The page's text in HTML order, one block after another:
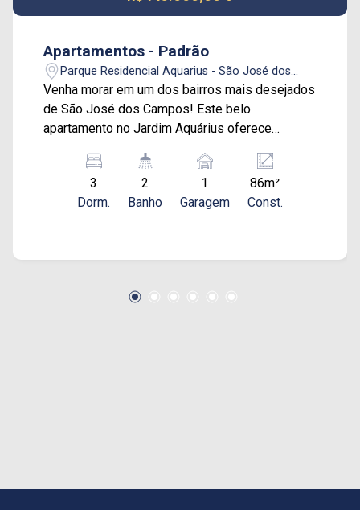
Apartamentos - Padrão
Parque Residencial Aquarius - São José dos
Campos/SP
Venha morar em um dos bairros mais desejados
de São José dos Campos! Este belo
apartamento no Jardim Aquárius oferece
Características do imóvel: - 3 dormitórios,
sendo 1 suíte e sala ampla com piso cerâmico -
Repleto de armários planejados - 1 vaga de
Churrasqueira, Playground e Brinquedoteca e
condominial total: R$797,66 Ideal para quem
3
Dorm.
2
Banho
1
Garagem
86m²
Const.